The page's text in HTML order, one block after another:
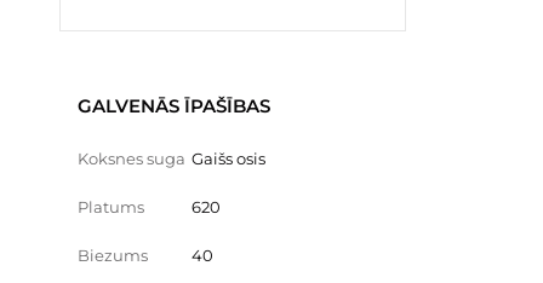
GALVENĀS ĪPAŠĪBAS
Koksnes suga Gaišs osis
Platums 620
Biezums 40